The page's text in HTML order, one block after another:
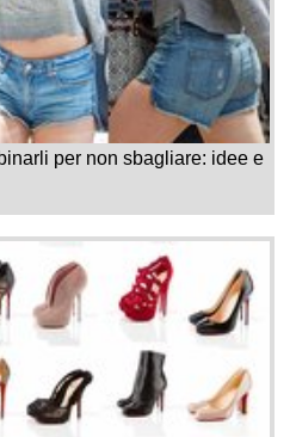
per non sbagliare: idee e